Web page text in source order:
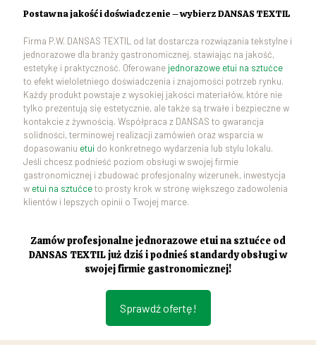
Postaw na jakość i doświadczenie – wybierz DANSAS TEXTIL
Firma P.W. DANSAS TEXTIL od lat dostarcza rozwiązania tekstylne i
jednorazowe dla branży gastronomicznej, stawiając na jakość,
estetykę i praktyczność. Oferowane jednorazowe etui na sztućce
to efekt wieloletniego doświadczenia i znajomości potrzeb rynku.
Każdy produkt powstaje z wysokiej jakości materiałów, które nie
tylko prezentują się estetycznie, ale także są trwałe i bezpieczne w
kontakcie z żywnością. Współpraca z DANSAS to gwarancja
solidności, terminowej realizacji zamówień oraz wsparcia w
dopasowaniu etui do konkretnego wydarzenia lub stylu lokalu.
Jeśli chcesz podnieść poziom obsługi w swojej firmie
gastronomicznej i zbudować profesjonalny wizerunek, inwestycja
w etui na sztućceto prosty krok w stronę większego zadowolenia
klientów i lepszych opinii o Twojej marce.
Zamów profesjonalne jednorazowe etui na sztućce od
DANSAS TEXTIL już dziś i podnieś standardy obsługi w
swojej firmie gastronomicznej!
Sprawdź ofertę!